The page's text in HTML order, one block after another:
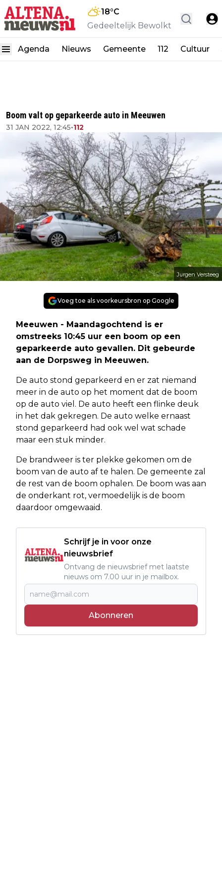
18°C
Gedeeltelijk Bewolkt
Agenda Nieuws Gemeente 112 Cultuur
Boom valt op geparkeerde auto in Meeuwen
31 JAN 2022, 12:45•112
Jurgen Versteeg
Voeg toe als voorkeursbron op Google
Meeuwen - Maandagochtend is er
omstreeks 10:45 uur een boom op een
geparkeerde auto gevallen. Dit gebeurde
aan de Dorpsweg in Meeuwen.
De auto stond geparkeerd en er zat niemand
meer in de auto op het moment dat de boom
op de auto viel. De auto heeft een flinke deuk
in het dak gekregen. De auto welke ernaast
stond geparkeerd had ook wel wat schade
maar een stuk minder.
De brandweer is ter plekke gekomen om de
boom van de auto af te halen. De gemeente zal
de rest van de boom ophalen. De boom was aan
de onderkant rot, vermoedelijk is de boom
daardoor omgewaaid.
Schrijf je in voor onze
nieuwsbrief
Ontvang de nieuwsbrief met laatste
nieuws om 7.00 uur in je mailbox.
Abonneren